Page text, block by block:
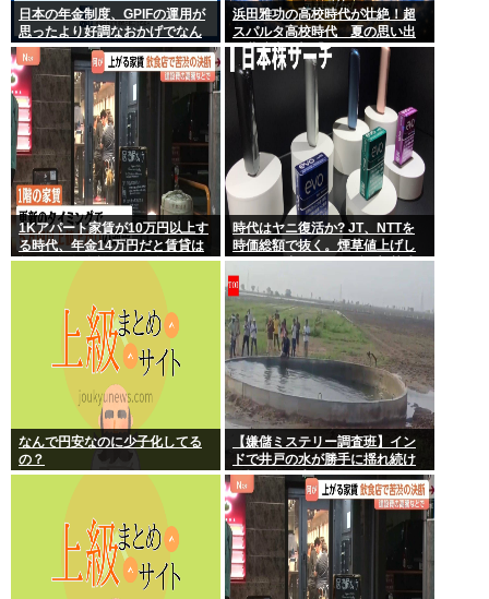
日本の年金制度、GPIFの運用が
思ったより好調なおかげでなん
とかなりそう
浜田雅功の高校時代が壮絶！超
スパルタ高校時代 夏の思い出
に共演者衝撃「ええ？」
1Kアパート家賃が10万円以上す
る時代、年金14万円だと賃貸は
無理、運転免許もなく移住も困
時代はヤニ復活か? JT、NTTを
時価総額で抜く。煙草値上げし
てもヤニ中人口へらずに加熱式
煙草のシュアのびる
なんで円安なのに少子化してる
の？
【嫌儲ミステリー調査班】イン
ドで井戸の水が勝手に揺れ続け
る怪現象発生。しかも5日経って
も止まらない